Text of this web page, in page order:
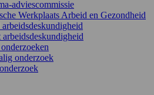
adviescommissie
Werkplaats Arbeid en Gezondheid
arbeidsdeskundigheid
onderzoek